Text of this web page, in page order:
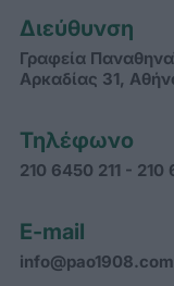
Διεύθυνση
Γραφεία
Αρκαδίας 31,
Τηλέφωνο
210 6450 211 - 210
E-mail
info@pao1908.com